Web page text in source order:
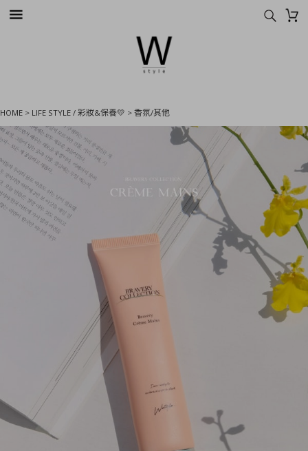
HOME > LIFE STYLE / 彩妝&保養💛 >香氛/其他